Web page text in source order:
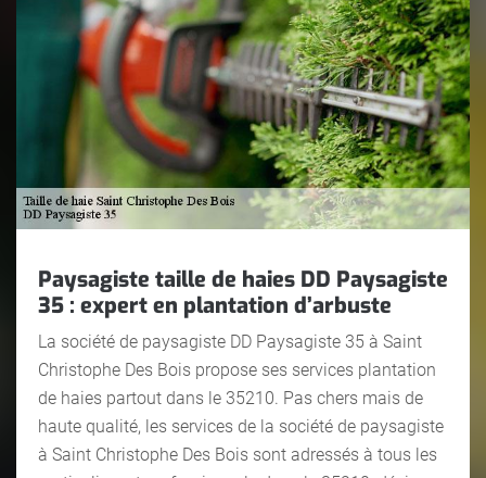
Paysagiste taille de haies DD Paysagiste
35 : expert en plantation d’arbuste
La société de paysagiste DD Paysagiste 35 à Saint
Christophe Des Bois propose ses services plantation
de haies partout dans le 35210. Pas chers mais de
haute qualité, les services de la société de paysagiste
à Saint Christophe Des Bois sont adressés à tous les